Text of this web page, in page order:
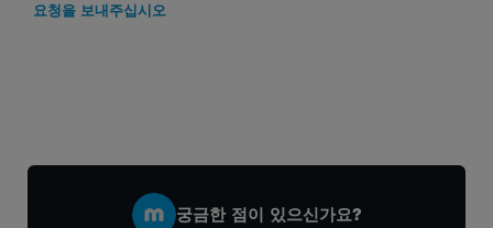
요청을 보내주십시오
궁금한 점이 있으신가요?